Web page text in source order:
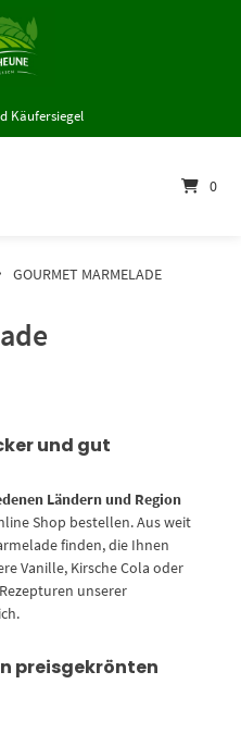
0
GOURMET MARMELADE
und gut
Ländern und Region
Shop bestellen. Aus weit
finden, die Ihnen
Vanille, Kirsche Cola oder
unserer
preisgekrönten